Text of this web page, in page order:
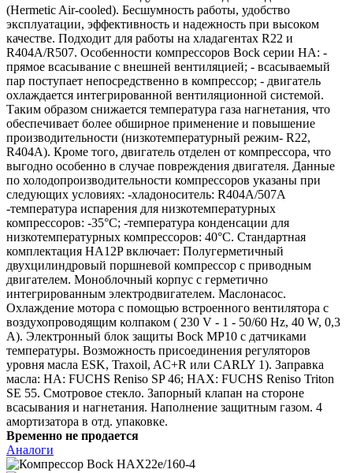
(Hermetic Air-cooled). Бесшумность работы, удобство
эксплуатации, эффективность и надежность при высоком
качестве. Подходит для работы на хладагентах R22 и
R404A/R507. Особенности компрессоров Bock серии НА: -
прямое всасывание с внешней вентиляцией; - всасываемый
пар поступает непосредственно в компрессор; - двигатель
охлаждается интегрированной вентиляционной системой.
Таким образом снижается температура газа нагнетания, что
обеспечивает более обширное применение и повышение
производительности (низкотемпературный режим- R22,
R404A). Кроме того, двигатель отделен от компрессора, что
выгодно особенно в случае повреждения двигателя. Данные
по холодопроизводительности компрессоров указаны при
следующих условиях: -хладоноситель: R404A/507A
-температура испарения для низкотемпературных
компрессоров: -35°C; -температура конденсации для
низкотемпературных компрессоров: 40°C. Стандартная
комплектация HA12P включает: Полугерметичный
двухцилиндровый поршневой компрессор с приводным
двигателем. Моноблочный корпус с герметично
интегрированным электродвигателем. Маслонасос.
Охлаждение мотора с помощью встроенного вентилятора с
воздухопроводящим колпаком ( 230 V - 1 - 50/60 Hz, 40 W, 0,3
A). Электронный блок защиты Bock MP10 с датчиками
температуры. Возможность присоединения регуляторов
уровня масла ESK, Traxoil, AC+R или CARLY 1). Заправка
масла: HA: FUCHS Reniso SP 46; HAX: FUCHS Reniso Triton
SE 55. Смотровое стекло. Запорный клапан на стороне
всасывания и нагнетания. Наполнение защитным газом. 4
амортизатора в отд. упаковке.
Временно не продается
Аналоги